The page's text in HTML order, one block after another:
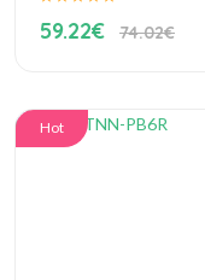
59.22€ 74.02€
Hot